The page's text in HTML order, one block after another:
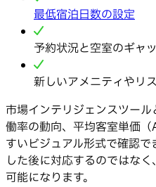
最低宿泊日数の設定
予約状況と空室のギャ
新しいアメニティやリ
市場インテリジェンスツー
働率の動向、平均客室単価
すいビジュアル形式で確認
した後に対応するのではな
可能になります。